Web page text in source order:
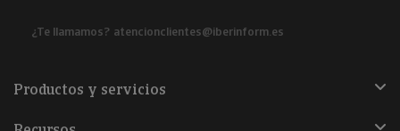
¿Te llamamos? atencionclientes@iberinform.es
Productos y servicios